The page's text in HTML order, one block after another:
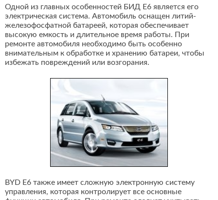
Одной из главных особенностей БИД Е6 является его
электрическая система. Автомобиль оснащен литий-
железофосфатной батареей, которая обеспечивает
высокую емкость и длительное время работы. При
ремонте автомобиля необходимо быть особенно
внимательным к обработке и хранению батареи, чтобы
избежать повреждений или возгорания.
BYD E6 также имеет сложную электронную систему
управления, которая контролирует все основные